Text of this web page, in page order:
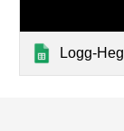
Logg-